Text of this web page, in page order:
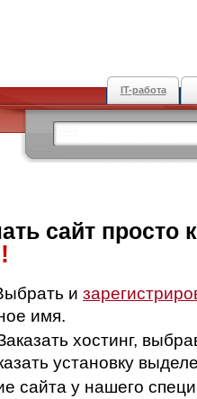
IT-работа
сайт просто
и
имя.
хостинг,
установку
сайта у нашего